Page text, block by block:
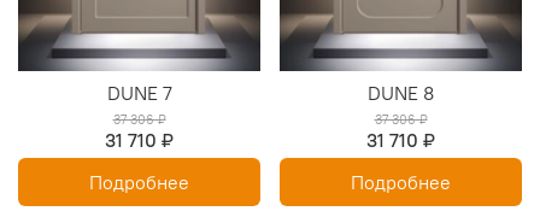
DUNE 7
37 306 ₽
31 710 ₽
Подробнее
DUNE 8
37 306 ₽
31 710 ₽
Подробнее